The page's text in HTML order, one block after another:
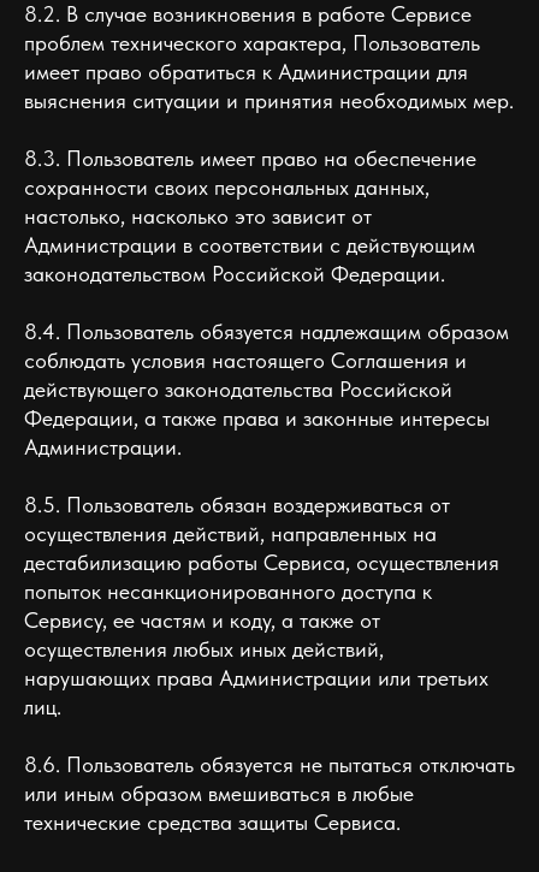
8.2. В случае возникновения в работе Сервисе
проблем технического характера, Пользователь
имеет право обратиться к Администрации для
выяснения ситуации и принятия необходимых мер.
8.3. Пользователь имеет право на обеспечение
сохранности своих персональных данных,
настолько, насколько это зависит от
Администрации в соответствии с действующим
законодательством Российской Федерации.
8.4. Пользователь обязуется надлежащим образом
соблюдать условия настоящего Соглашения и
действующего законодательства Российской
Федерации, а также права и законные интересы
Администрации.
8.5. Пользователь обязан воздерживаться от
осуществления действий, направленных на
дестабилизацию работы Сервиса, осуществления
попыток несанкционированного доступа к
Сервису, ее частям и коду, а также от
осуществления любых иных действий,
нарушающих права Администрации или третьих
лиц.
8.6. Пользователь обязуется не пытаться отключать
или иным образом вмешиваться в любые
технические средства защиты Сервиса.